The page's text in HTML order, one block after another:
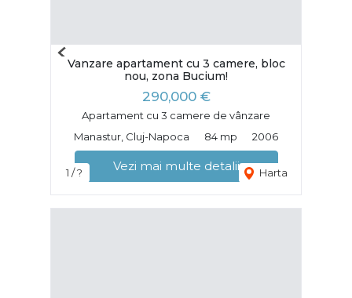
1 / ? Harta
Vanzare apartament cu 3 camere, bloc
nou, zona Bucium!
290,000 €
Apartament cu 3 camere de vânzare
Manastur, Cluj-Napoca
84 mp 2006
Vezi mai multe detalii